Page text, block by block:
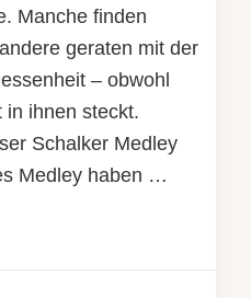
Manche finden
geraten mit der
– obwohl
in ihnen steckt.
Schalker Medley
Medley haben …